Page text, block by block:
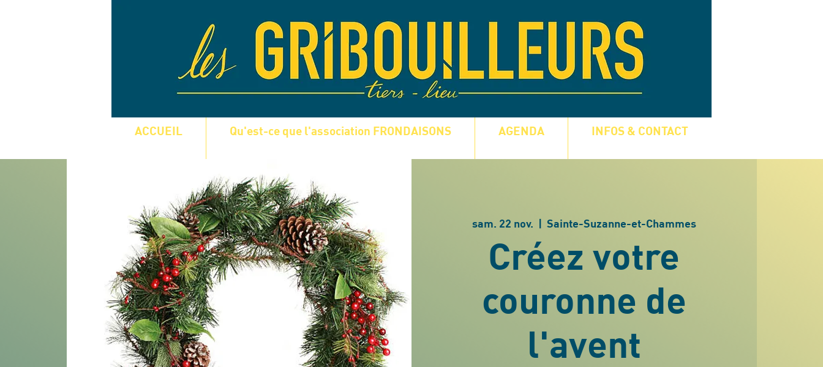
ACCUEIL Qu'est-ce que l'association FRONDAISONS AGENDA INFOS & CONTACT
sam. 22 nov.
  |
Sainte-Suzanne-et-Chammes
Créez votre
couronne de
l'avent